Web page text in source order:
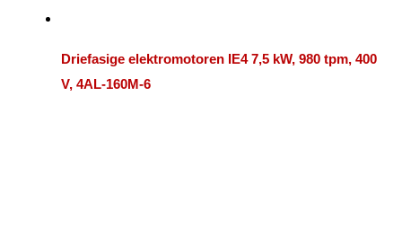
Driefasige elektromotoren IE4 7,5 kW, 980 tpm, 400
V, 4AL-160M-6